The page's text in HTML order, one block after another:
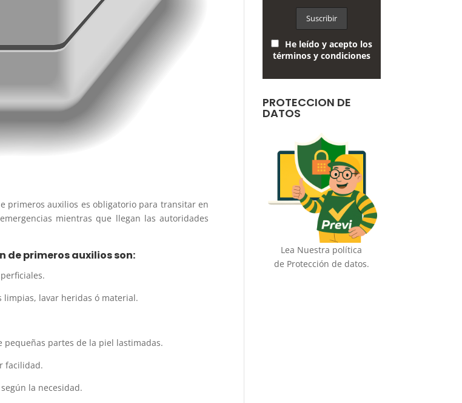
primeros auxilios es obligatorio para transitar en
mientras que llegan las autoridades
de primeros auxilios son:
limpias, lavar heridas ó material.
pequeñas partes de la piel lastimadas.
facilidad.
la necesidad.
He leído y acepto los
términos y condiciones
PROTECCION DE
DATOS
Lea Nuestra política
de Protección de datos.